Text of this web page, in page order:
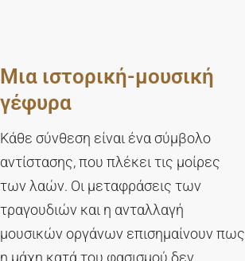
Μια ιστορική-μουσική
γέφυρα
Κάθε σύνθεση είναι ένα σύμβολο
αντίστασης, που πλέκει τις μοίρες
των λαών. Οι μεταφράσεις των
τραγουδιών και η ανταλλαγή
μουσικών οργάνων επισημαίνουν πως
η μάχη κατά του φασισμού δεν